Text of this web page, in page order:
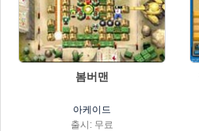
봄버맨
아케이드
출시: 무료